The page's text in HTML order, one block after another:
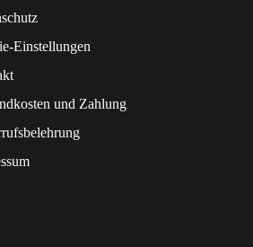
Einstellungen
und Zahlung